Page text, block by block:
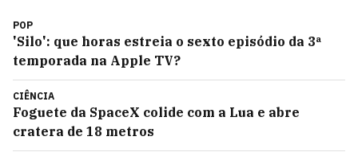
POP
'Silo': que horas estreia o sexto episódio da 3ª
temporada na Apple TV?
CIÊNCIA
Foguete da SpaceX colide com a Lua e abre
cratera de 18 metros